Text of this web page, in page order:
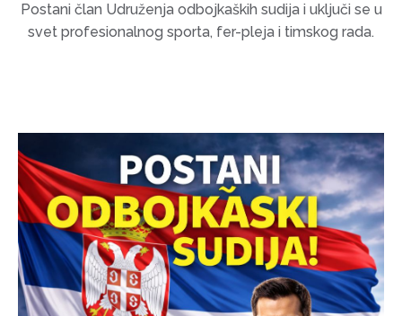
Postani član Udruženja odbojkaških sudija i uključi se u
svet profesionalnog sporta, fer-pleja i timskog rada.